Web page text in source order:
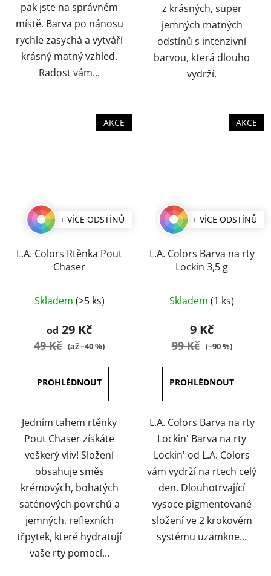
pak jste na správném
místě. Barva po nánosu
rychle zasychá a vytváří
krásný matný vzhled.
Radost vám...
z krásných, super
jemných matných
odstínů s intenzivní
barvou, která dlouho
vydrží.
AKCE
+ VÍCE ODSTÍNŮ
L.A. Colors Rtěnka Pout
Chaser
hodnocení
produktu
5
hvězdiček.
Skladem (>5 ks)
od 29 Kč
49 Kč (až –40 %)
Jedním tahem rtěnky
Pout Chaser získáte
veškerý vliv! Složení
obsahuje směs
krémových, bohatých
saténových povrchů a
jemných, reflexních
třpytek, které hydratují
vaše rty pomocí...
AKCE
+ VÍCE ODSTÍNŮ
L.A. Colors Barva na rty
Lockin 3,5 g
hodnocení
produktu
5
hvězdiček.
Skladem (1 ks)
9 Kč
99 Kč (–90 %)
L.A. Colors Barva na rty
Lockin' Barva na rty
Lockin' od L.A. Colors
vám vydrží na rtech celý
den. Dlouhotrvající
vysoce pigmentované
složení ve 2 krokovém
systému uzamkne...